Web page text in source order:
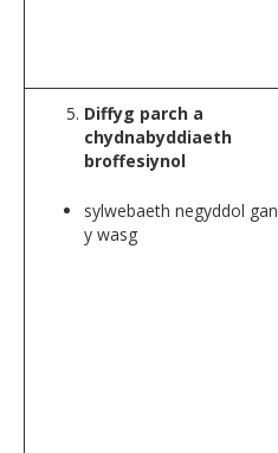
Diffyg parch a
chydnabyddiaeth
broffesiynol
sylwebaeth negyddol gan
y wasg